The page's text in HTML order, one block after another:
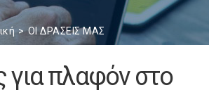
ΟΙ ΔΡΑΣΕΙΣ ΜΑΣ
πλαφόν στο